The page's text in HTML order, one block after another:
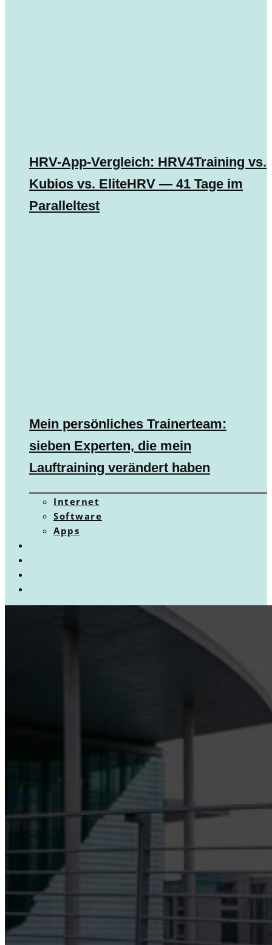
HRV-App-Vergleich: HRV4Training vs.
Kubios vs. EliteHRV — 41 Tage im
Paralleltest
Mein persönliches Trainerteam:
sieben Experten, die mein
Lauftraining verändert haben
Internet
Software
Apps